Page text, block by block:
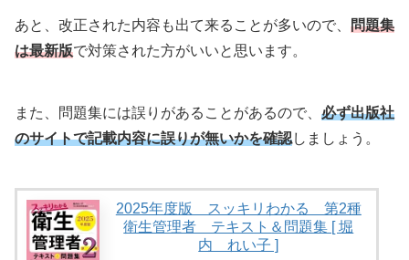
あと、改正された内容も出て来ることが多いので、 問題集
は最新版で対策された方がいいと思います。
また、問題集には誤りがあることがあるので、 必ず出版社
のサイトで記載内容に誤りが無いかを確認しましょう。
2025年度版 スッキリわかる 第2種
衛生管理者 テキスト＆問題集 [ 堀
内 れい子 ]